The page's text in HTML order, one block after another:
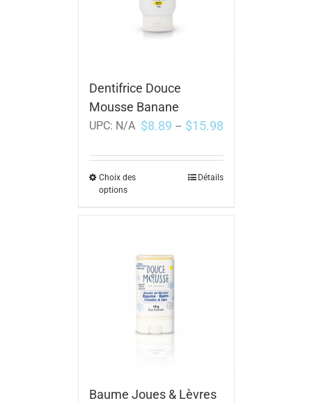
Dentifrice Douce
Mousse Banane
UPC: N/A $8.89 – $15.98
Choix des
options
Détails
Baume Joues & Lèvres